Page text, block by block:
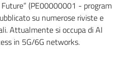
(PE00000001 - program
su numerose riviste e
Attualmente si occupa di AI
in 5G/6G networks.